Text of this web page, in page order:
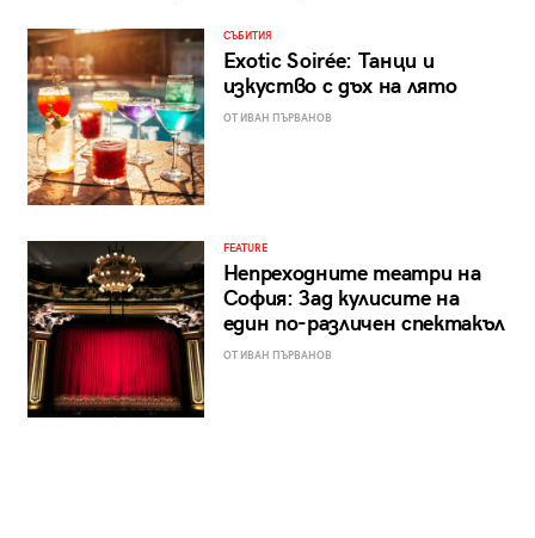
СЪБИТИЯ
Exotic Soirée: Танци и
изкуство с дъх на лято
ОТ ИВАН ПЪРВАНОВ
FEATURE
Непреходните театри на
София: Зад кулисите на
един по-различен спектакъл
ОТ ИВАН ПЪРВАНОВ